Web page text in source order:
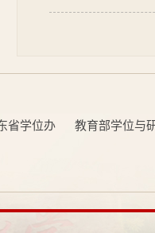
省学位办 教育部学位与